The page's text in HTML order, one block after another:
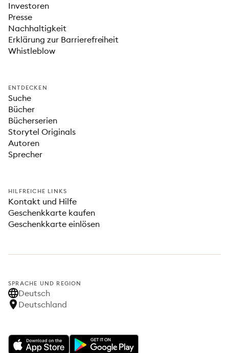
Investoren
Presse
Nachhaltigkeit
Erklärung zur Barrierefreiheit
Whistleblow
ENTDECKEN
Suche
Bücher
Bücherserien
Storytel Originals
Autoren
Sprecher
HILFREICHE LINKS
Kontakt und Hilfe
Geschenkkarte kaufen
Geschenkkarte einlösen
SPRACHE UND REGION
Deutsch
Deutschland